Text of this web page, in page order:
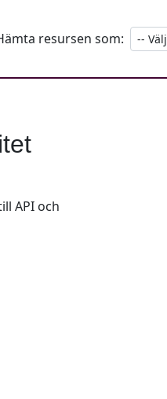
resursen som:
API och